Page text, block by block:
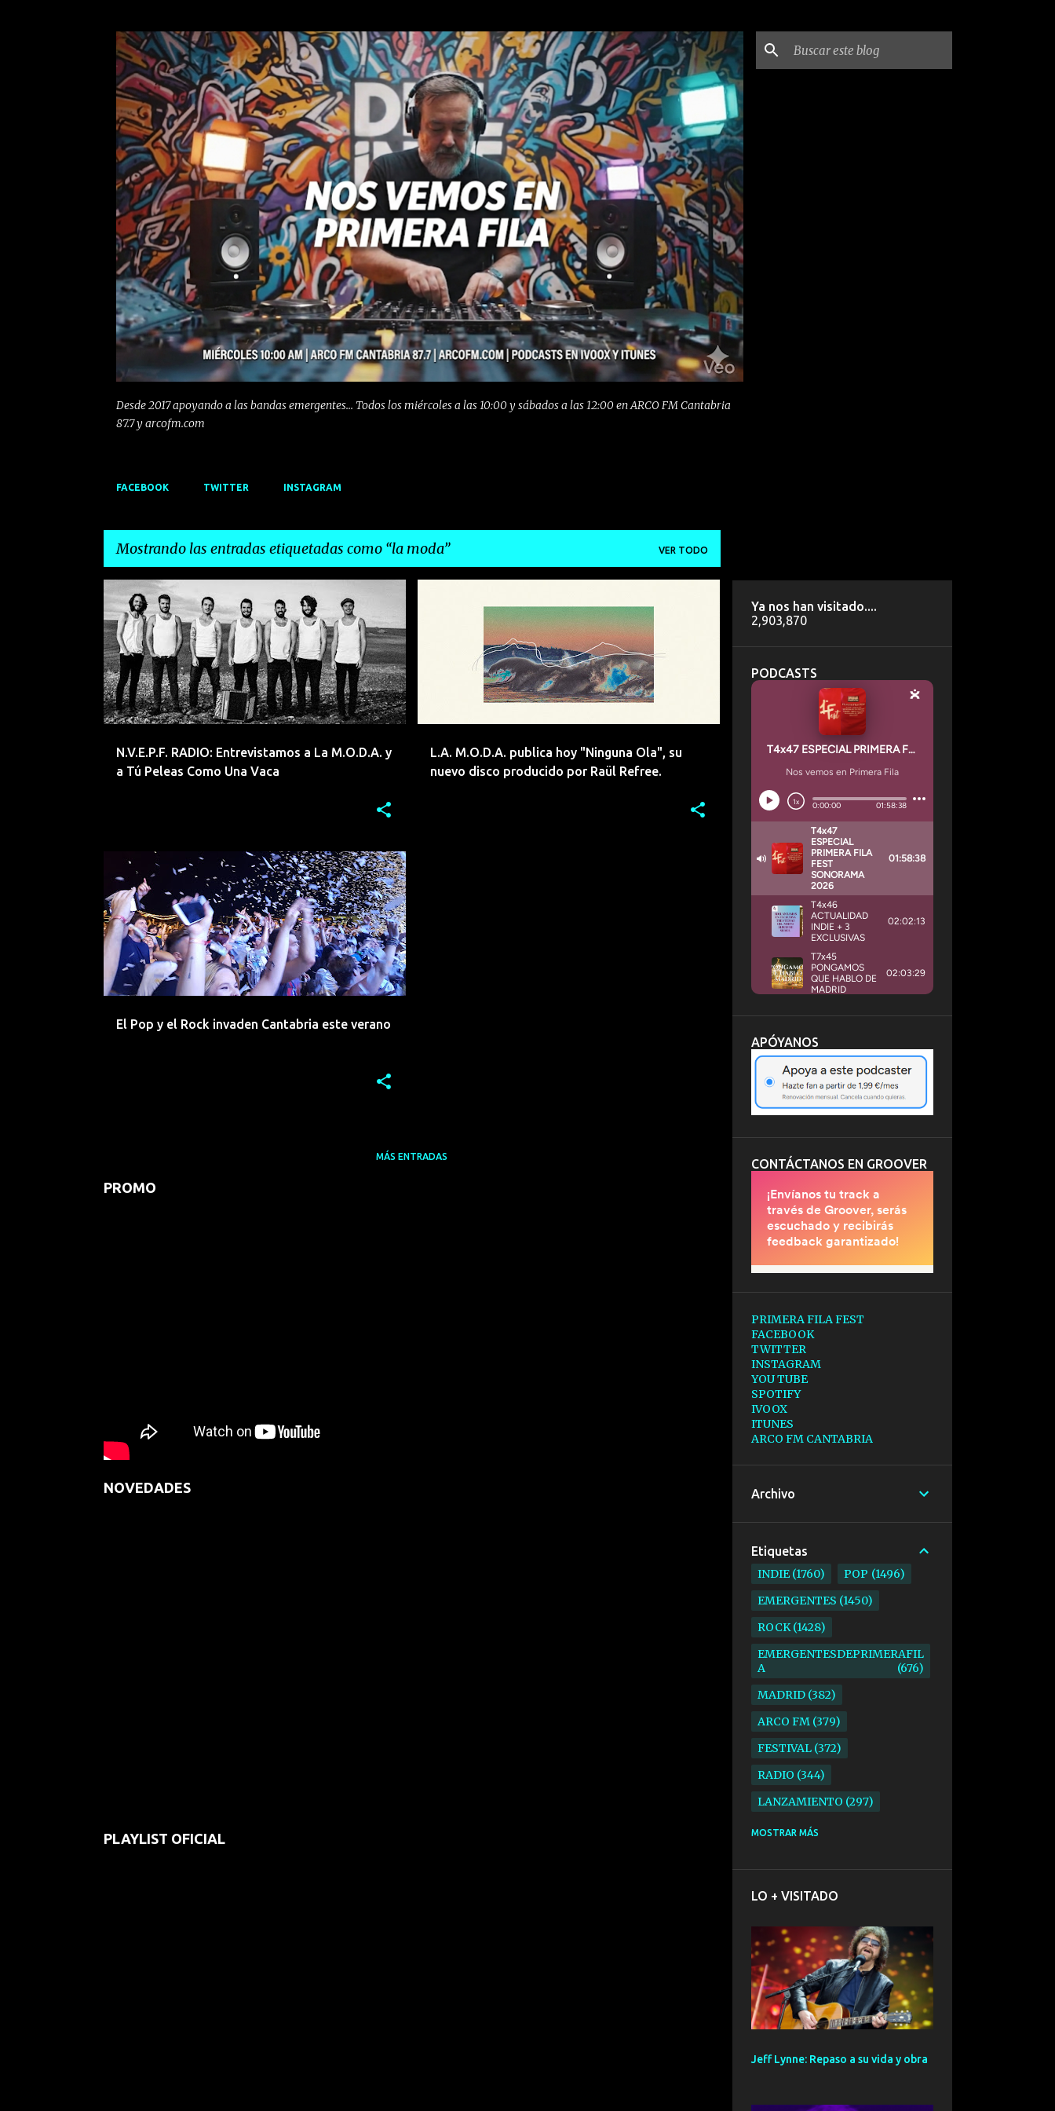
Desde 2017 apoyando a las bandas emergentes... Todos los miércoles a las 10:00 y sábados a las 12:00 en ARCO FM Cantabria
87.7 y arcofm.com
FACEBOOK TWITTER INSTAGRAM
Mostrando las entradas etiquetadas como la moda VER TODO
E
n
t
r
a
d
N.V.E.P.F. RADIO: Entrevistamos a La M.O.D.A. y
a Tú Peleas Como Una Vaca
ALARMANTIKS! ARCO FM ASTROPALIDO
L.A. M.O.D.A. publica hoy "Ninguna Ola", su
nuevo disco producido por Raül Refree.
INDIE LA MARAVILLOSA ORQUESTA DEL ALCOHOL
POP
El Pop y el Rock invaden Cantabria este verano
IVAN FERREIRO LA MODA LOS SECRETOS +9
MÁS ENTRADAS
PROMO
NOVEDADES
PLAYLIST OFICIAL
Ya nos han visitado....
2,903,870
PODCASTS
APÓYANOS
CONTÁCTANOS EN GROOVER
PRIMERA FILA FEST
FACEBOOK
TWITTER
INSTAGRAM
YOU TUBE
SPOTIFY
IVOOX
ITUNES
ARCO FM CANTABRIA
Archivo
Etiquetas
INDIE 1760 POP 1496
EMERGENTES 1450
ROCK 1428
EMERGENTESDEPRIMERAFIL
A
676
MADRID 382
ARCO FM 379
FESTIVAL 372
RADIO 344
LANZAMIENTO 297
ELECTRONICA
BARCELONA 191
ELECTROINDIE 189
PRIMERA FILA FEST
188
ELECTROPOP 185
PUNK
MOSTRAR MÁS
LO + VISITADO
Jeff Lynne: Repaso a su vida y obra